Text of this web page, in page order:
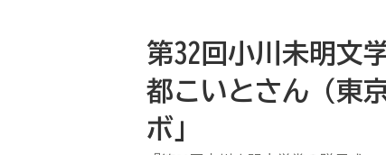
第32回小川未明文
都こいとさん（東
ボ」